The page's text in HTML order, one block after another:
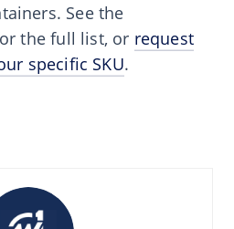
See the
the full list, or request
specific SKU.